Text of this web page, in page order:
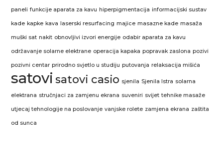
paneli funkcije aparata za kavu hiperpigmentacija informacijski sustav
kade kapke kava laserski resurfacing majice masazne kade masaža
muški sat nakit obnovljivi izvori energije odabir aparata za kavu
održavanje solarne elektrane operacija kapaka popravak zaslona pozivi
pozivni centar prirodno svjetlo u studiju putovanja relaksacija mišića
satovi satovi casio sjenila Sjenila Istra solarna
elektrana stručnjaci za zamjenu ekrana suveniri svijet tehnike masaže
utjecaj tehnologije na poslovanje vanjske rolete zamjena ekrana zaštita
od sunca